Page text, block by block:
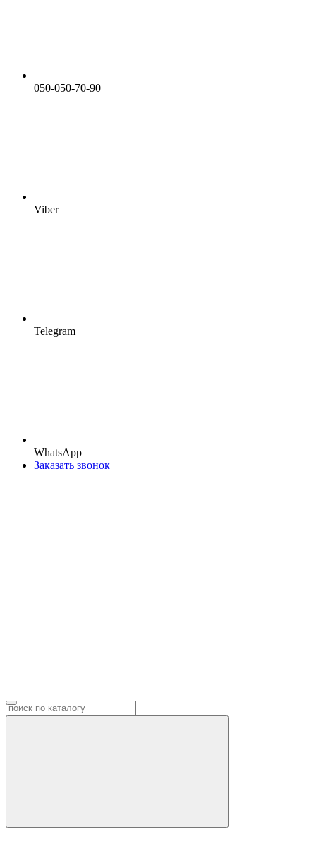
050-050-70-90
Viber
Telegram
WhatsApp
Заказать звонок